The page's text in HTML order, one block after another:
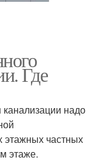
Где
надо
этажных частных
этаже.